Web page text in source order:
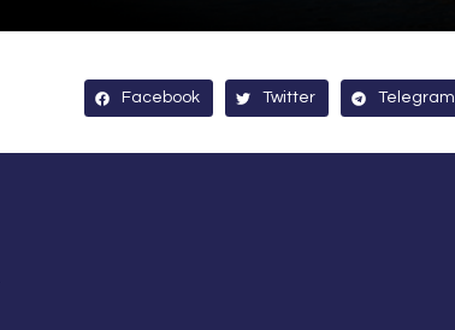
Facebook Twitter Telegram